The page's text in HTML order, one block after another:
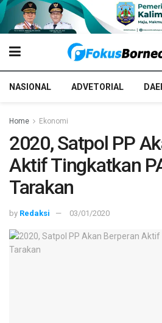
NASIONAL ADVETORIAL
Home Ekonomi
2020, Satpol PP
Aktif Tingkatkan
Tarakan
by Redaksi 03/01/2020